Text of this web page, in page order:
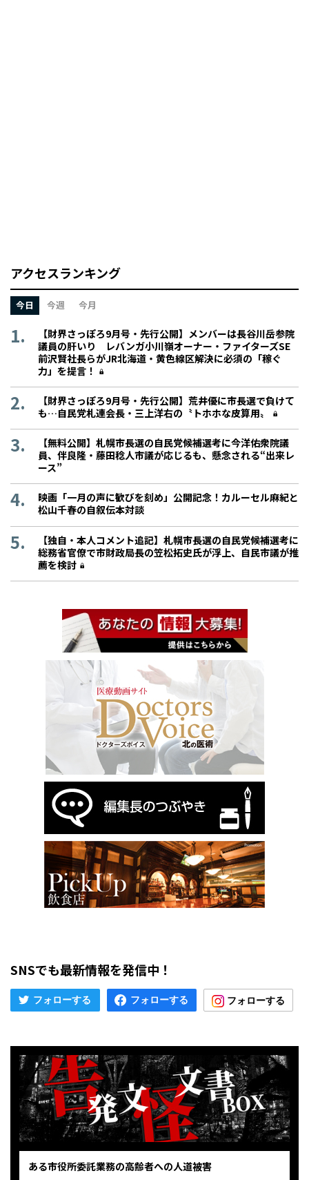
アクセスランキング
今日 今週 今月
【財界さっぽろ9月号・先行公開】メンバーは長谷川岳参院
議員の肝いり レバンガ小川嶺オーナー・ファイターズSE
前沢賢社長らがJR北海道・黄色線区解決に必須の「稼ぐ
力」を提言！
【財界さっぽろ9月号・先行公開】荒井優に市長選で負けて
も…自民党札連会長・三上洋右の〝トホホな皮算用〟
【無料公開】札幌市長選の自民党候補選考に今洋佑衆院議
員、伴良隆・藤田稔人市議が応じるも、懸念される“出来レ
ース”
映画「一月の声に歓びを刻め」公開記念！カルーセル麻紀と
松山千春の自叙伝本対談
【独自・本人コメント追記】札幌市長選の自民党候補選考に
総務省官僚で市財政局長の笠松拓史氏が浮上、自民市議が推
薦を検討
SNSでも最新情報を発信中！
ある市役所委託業務の高齢者への人道被害